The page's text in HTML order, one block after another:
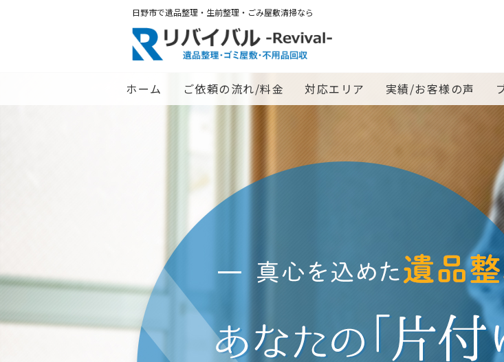
日野市で遺品整理・生前整理・ごみ屋敷清掃なら
ホーム ご依頼の流れ/料金 対応エリア 実績/お客様の声